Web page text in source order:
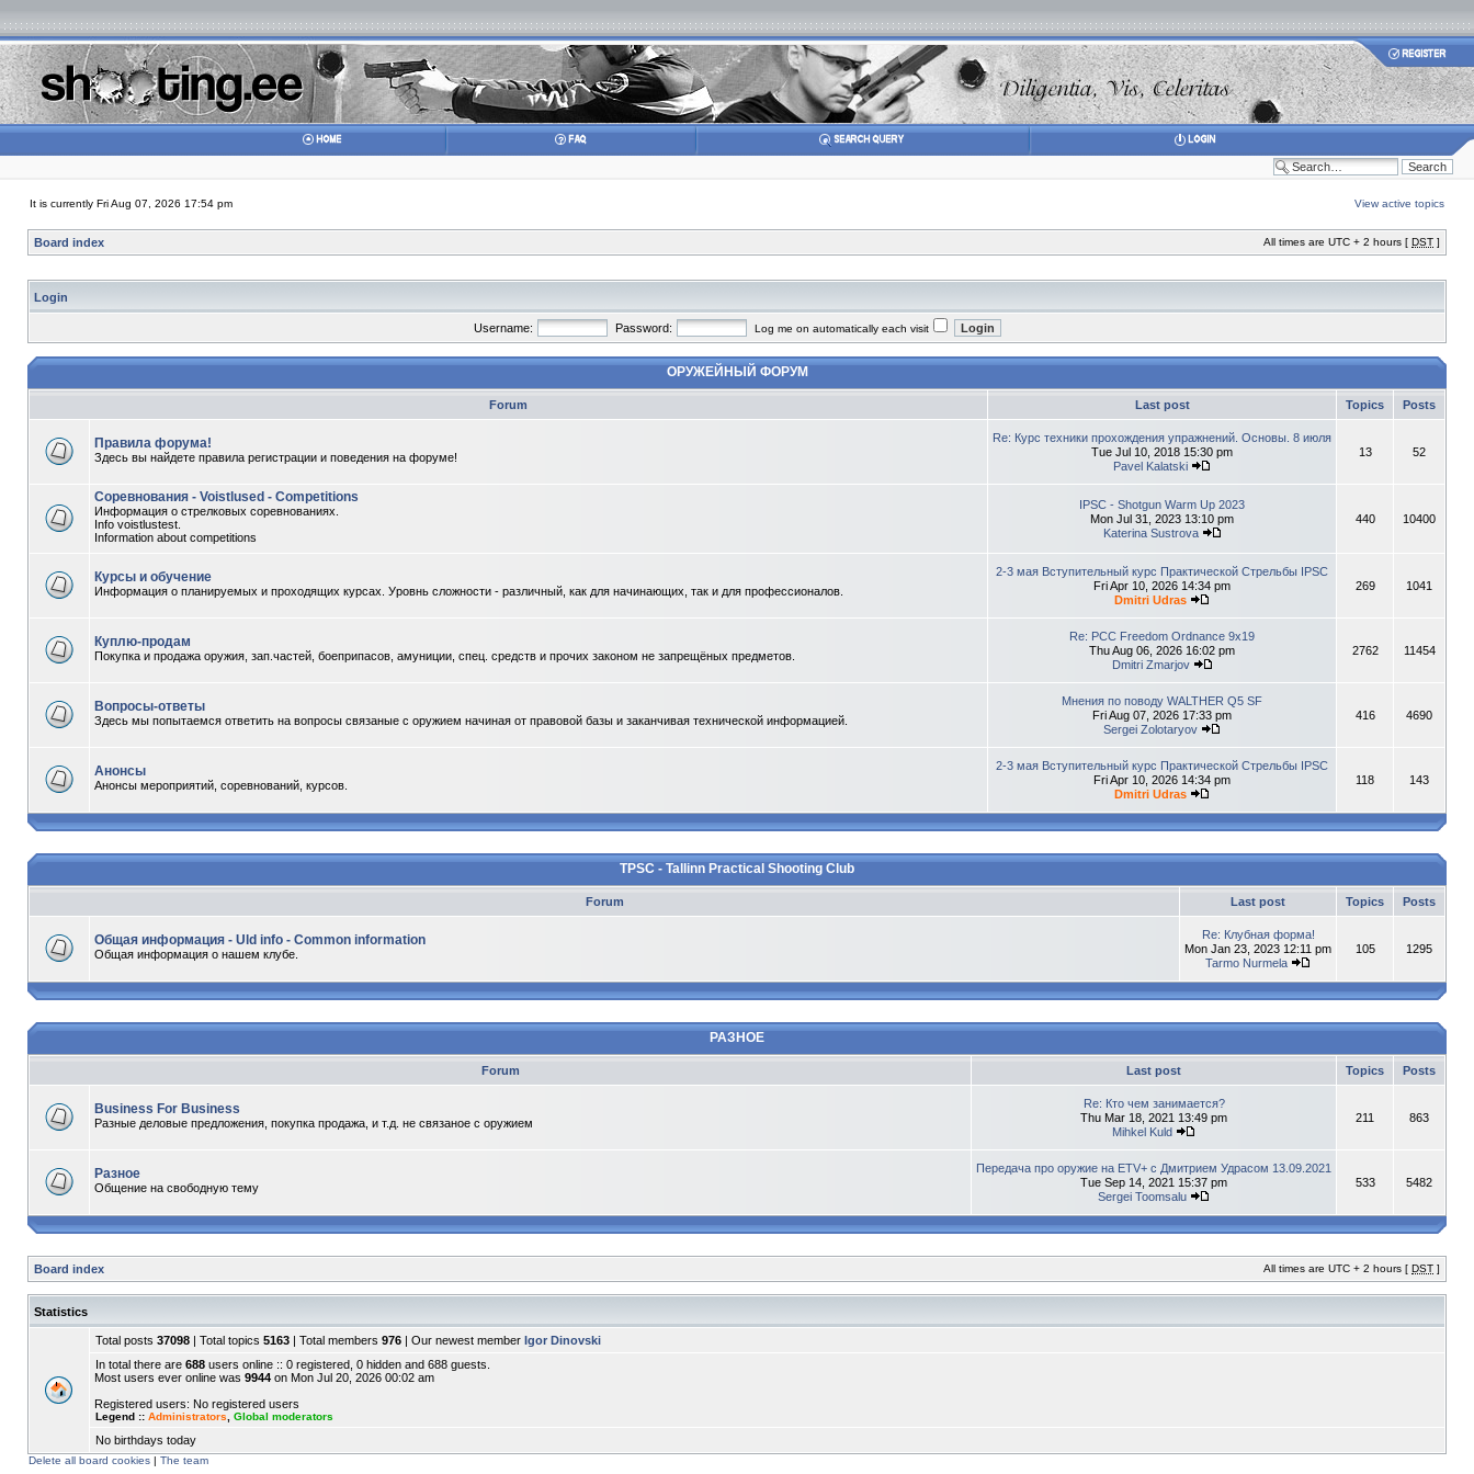
It is currently Fri Aug 07, 2026 17:54 pm View active topics
Board index All times are UTC + 2 hours [ DST ]
Login
Username: Password: Log me on automatically each visit
ОРУЖЕЙНЫЙ ФОРУМ
Forum Last post Topics Posts
Правила форума!
Здесь вы найдете правила регистрации и поведения на форуме!
Re: Курс техники прохождения упражнений. Основы. 8 июля
Tue Jul 10, 2018 15:30 pm
Pavel Kalatski
13 52
Соревнования - Voistlused - Competitions
Информация о стрелковых соревнованиях.
Info voistlustest.
Information about competitions
IPSC - Shotgun Warm Up 2023
Mon Jul 31, 2023 13:10 pm
Katerina Sustrova
440 10400
Курсы и обучение
Информация о планируемых и проходящих курсах. Уровнь сложности - различный, как для начинающих, так и для профессионалов.
2-3 мая Вступительный курс Практической Стрельбы IPSC
Fri Apr 10, 2026 14:34 pm
Dmitri Udras
269 1041
Куплю-продам
Покупка и продажа оружия, зап.частей, боеприпасов, амуниции, спец. средств и прочих законом не запрещёных предметов.
Re: PCC Freedom Ordnance 9x19
Thu Aug 06, 2026 16:02 pm
Dmitri Zmarjov
2762 11454
Вопросы-ответы
Здесь мы попытаемся ответить на вопросы связаные с оружием начиная от правовой базы и заканчивая технической информацией.
Мнения по поводу WALTHER Q5 SF
Fri Aug 07, 2026 17:33 pm
Sergei Zolotaryov
416 4690
Анонсы
Анонсы мероприятий, соревнований, курсов.
2-3 мая Вступительный курс Практической Стрельбы IPSC
Fri Apr 10, 2026 14:34 pm
Dmitri Udras
118 143
TPSC - Tallinn Practical Shooting Club
Forum Last post Topics Posts
Общая информация - Uld info - Common information
Общая информация о нашем клубе.
Re: Клубная форма!
Mon Jan 23, 2023 12:11 pm
Tarmo Nurmela
105 1295
РАЗНОЕ
Forum Last post Topics Posts
Business For Business
Разные деловые предложения, покупка продажа, и т.д. не связаное с оружием
Re: Кто чем занимается?
Thu Mar 18, 2021 13:49 pm
Mihkel Kuld
211 863
Разное
Общение на свободную тему
Передача про оружие на ETV+ с Дмитрием Удрасом 13.09.2021
Tue Sep 14, 2021 15:37 pm
Sergei Toomsalu
533 5482
Board index All times are UTC + 2 hours [ DST ]
Statistics
Total posts 37098 | Total topics 5163 | Total members 976 | Our newest member Igor Dinovski
In total there are 688 users online :: 0 registered, 0 hidden and 688 guests.
Most users ever online was 9944 on Mon Jul 20, 2026 00:02 am
Registered users: No registered users
Legend :: Administrators Global moderators
No birthdays today
Delete all board cookies | The team